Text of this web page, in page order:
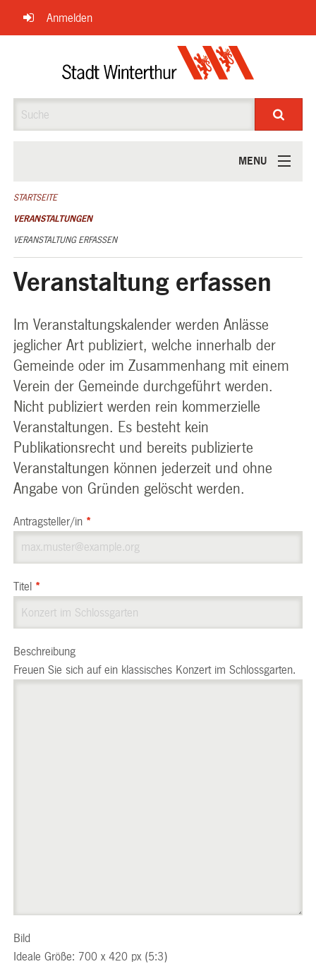
Navigation
überspringen
Anmelden
MENU
ÜBER UNS
STARTSEITE
VERANSTALTUNGEN
VERANSTALTUNG ERFASSEN
Veranstaltung erfassen
Im Veranstaltungskalender werden Anlässe
jeglicher Art publiziert, welche innerhalb der
Gemeinde oder im Zusammenhang mit einem
Verein der Gemeinde durchgeführt werden.
Nicht publiziert werden rein kommerzielle
Veranstaltungen. Es besteht kein
Publikationsrecht und bereits publizierte
Veranstaltungen können jederzeit und ohne
Angabe von Gründen gelöscht werden.
Antragsteller/in *
Titel *
Beschreibung
Freuen Sie sich auf ein klassisches Konzert im Schlossgarten.
Bild
Ideale Größe: 700 x 420 px (5:3)